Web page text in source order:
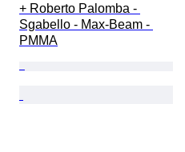
+ Roberto Palomba -
Sgabello - Max-Beam -
PMMA